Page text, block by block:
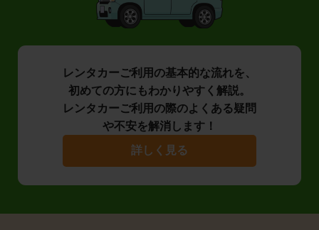
レンタカーご利用の基本的な流れを、
初めての方にもわかりやすく解説。
レンタカーご利用の際のよくある疑問
や不安を解消します！
詳しく見る